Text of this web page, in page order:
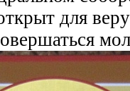
для